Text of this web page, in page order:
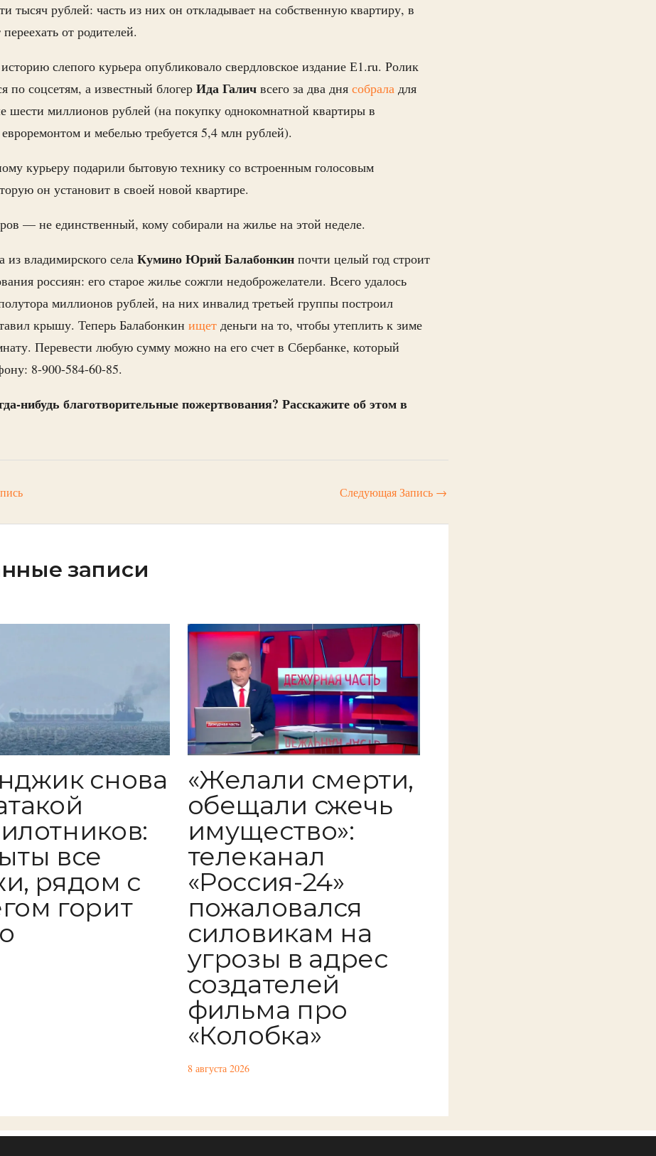
тысяч рублей: часть из них он откладывает на собственную квартиру, в
от родителей.
слепого курьера опубликовало свердловское издание Е1.ru. Ролик
по соцсетям, а известный блогер Ида Галич всего за два дня собрала для
шести миллионов рублей (на покупку однокомнатной квартиры в
и мебелью требуется 5,4 млн рублей).
курьеру подарили бытовую технику со встроенным голосовым
он установит в своей новой квартире.
— не единственный, кому собирали на жилье на этой неделе.
владимирского села Кумино Юрий Балабонкин почти целый год строит
россиян: его старое жилье сожгли недоброжелатели. Всего удалось
миллионов рублей, на них инвалид третьей группы построил
крышу. Теперь Балабонкин ищет деньги на то, чтобы утеплить к зиме
Перевести любую сумму можно на его счет в Сбербанке, который
8-900-584-60-85.
нибудь благотворительные пожертвования? Расскажите об этом в
Следующая Запись →
записи
снова
все
рядом с
горит
«Желали смерти,
обещали сжечь
имущество»:
телеканал
«Россия-24»
пожаловался
силовикам на
угрозы в адрес
создателей
фильма про
«Колобка»
8 августа 2026